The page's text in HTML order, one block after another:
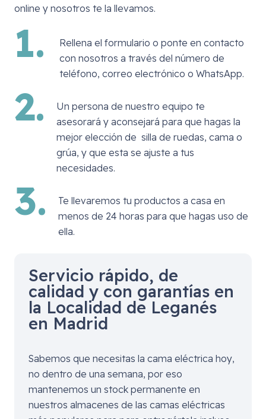
online y nosotros te la llevamos.
1.
Rellena el formulario o ponte en contacto
con nosotros a través del número de
teléfono, correo electrónico o WhatsApp.
2.
Un persona de nuestro equipo te
asesorará y aconsejará para que hagas la
mejor elección de silla de ruedas, cama o
grúa, y que esta se ajuste a tus
necesidades.
3.
Te llevaremos tu productos a casa en
menos de 24 horas para que hagas uso de
ella.
Servicio rápido, de
calidad y con garantías en
la Localidad de Leganés
en Madrid
Sabemos que necesitas la cama eléctrica hoy,
no dentro de una semana, por eso
mantenemos un stock permanente en
nuestros almacenes de las camas eléctricas